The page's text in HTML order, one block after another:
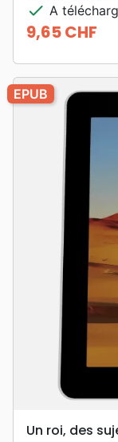
check A
Prix
9,65 CHF
EPUB
Un roi, des